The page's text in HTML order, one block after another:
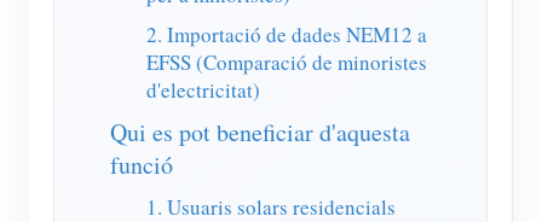
Sistema de control de l'escalfador fotovoltaic
Domòtica
Monitorització energètica de fàbrica
Inici ràpid del producte
Document
Vídeo tutorial
Comunitat
Desenvolupador
Explora
Programa de recompenses
Contacte
Sobre nosaltres
2. Importació de dades NEM12 a
EFSS (Comparació de minoristes
d'electricitat)
Qui es pot beneficiar d'aquesta
funció
1. Usuaris solars residencials